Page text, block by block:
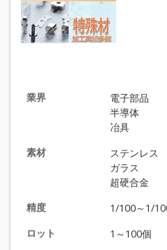
業界
電子部品
半導体
冶具
素材
ステンレス
ガラス
超硬合金
精度
1/100～1/
ロット
1～100個